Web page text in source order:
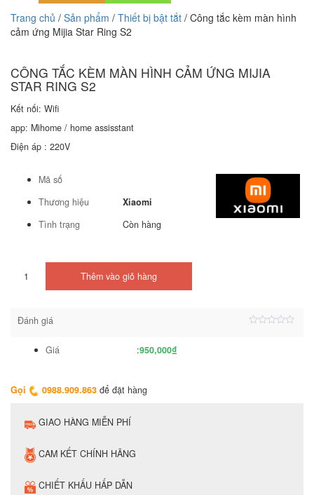
Trang chủ / Sản phẩm / Thiết bị bật tắt / Công tắc kèm màn hình
cảm ứng Mijia Star Ring S2
CÔNG TẮC KÈM MÀN HÌNH CẢM ỨNG MIJIA
STAR RING S2
Kết nối: Wifi
app: Mihome / home assisstant
Điện áp : 220V
Mã số
Thương hiệu
Xiaomi
Tình trạng
Còn hàng
hình
cảm
S2
số
Thêm vào giỏ hàng
Đánh giá
Giá :950,000₫
Gọi 0988.909.863 để đặt hàng
GIAO HÀNG MIỄN PHÍ
CAM KẾT CHÍNH HÃNG
CHIẾT KHẤU HẤP DẪN